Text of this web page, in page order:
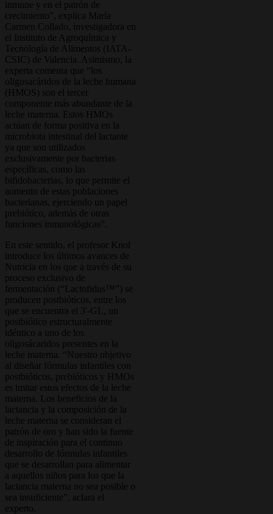
inmune y en el patrón de
crecimiento”, explica María
Carmen Collado, investigadora en
el Instituto de Agroquímica y
Tecnología de Alimentos (IATA-
CSIC) de Valencia. Asimismo, la
experta comenta que “los
oligosacáridos de la leche humana
(HMOS) son el tercer
componente más abundante de la
leche materna. Estos HMOs
actúan de forma positiva en la
microbiota intestinal del lactante
ya que son utilizados
exclusivamente por bacterias
específicas, como las
bifidobacterias, lo que permite el
aumento de estas poblaciones
bacterianas, ejerciendo un papel
prebiótico, además de otras
funciones inmunológicas”.
En este sentido, el profesor Knol
introduce los últimos avances de
Nutricia en los que a través de su
proceso exclusivo de
fermentación (“Lactofidus™”) se
producen postbióticos, entre los
que se encuentra el 3'-GL, un
postbiótico estructuralmente
idéntico a uno de los
oligosácaridos presentes en la
leche materna. “Nuestro objetivo
al diseñar fórmulas infantiles con
postbióticos, prebióticos y HMOs
es imitar estos efectos de la leche
materna. Los beneficios de la
lactancia y la composición de la
leche materna se consideran el
patrón de oro y han sido la fuente
de inspiración para el continuo
desarrollo de fórmulas infantiles
que se desarrollan para alimentar
a aquellos niños para los que la
lactancia materna no sea posible o
sea insuficiente”, aclara el
experto.